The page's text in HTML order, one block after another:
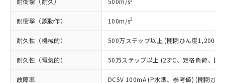
耐衝撃（誤動作） 100m/s2
耐久性（機械的） 500万ステップ以上 (開閉ひん度1,200回
耐久性（電気的） 50万ステップ以上 (23℃、定格負荷、開
故障率 DC5V 100mA (P水準、参考値) (開閉ひ
準価格とは異なる場合があることをご
了承ください。
正式な納期状況および標準価格はお客
様のお取引先、またはお客様担当のオ
ムロン制御機器販売店・当社販売員に
ご相談ください。
オムロン制御機器販売店や当社販売拠
六価クロム(Cr(Ⅵ)) 1000ppm以下、ポリ臭化ビフェニル
類(PBB) 1000ppm以下、ポリ臭化ジフェニルエーテル類
(PBDE) 1000ppm以下、フタル酸ビス(2-エチルヘキシ
ル) (DEHP)(別名：DOP) 1000ppm以下、フタル酸ブチ
ルベンジル（BBP） 1000ppm以下、フタル酸ジブチル
（DBP） 1000ppm以下、フタル酸ジイソブチル
但し、RoHS指令で産業用監視および制御機器に対する
図的な使用がないことを確認しています。
ニル類) : 1000ppm、 PBDEs(ポリ臭化ジフェニルエーテ
DBP(フタル酸ジブチル) : 1000ppm、 DIBP(フタル酸ジ
イソブチル) : 1000ppm、 BBP(フタル酸ブチルベンジ
DEHP(フタル酸ビス(2-エチルヘキシル)) : 1000ppm
可)を取得するなどの必要な手続きを
とります。
当社は規制貨物を破棄する場合は、完
全に破砕するなど、違法に輸出されな
いよう必要な手段を講じます。
当社は貴社製品を、核兵器、ミサイ
ル、化学兵器、生物兵器またはその他
武器並びにこれらの製造装置等に一切
○ 一定数以上の在庫あり
一定数には満たないが在庫あり
在庫なし(最新の在庫状況につ